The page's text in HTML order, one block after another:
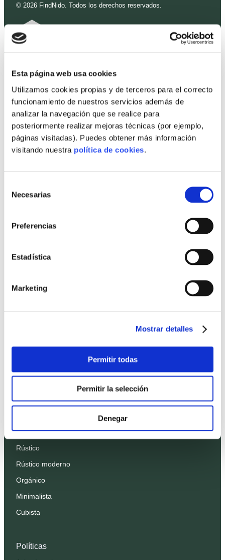
Esta página web usa cookies
Utilizamos cookies propias y de terceros para el correcto
funcionamiento de nuestros servicios además de
analizar la navegación que se realice para
posteriormente realizar mejoras técnicas (por ejemplo,
páginas visitadas). Puedes obtener más información
visitando nuestra política de cookies.
Necesarias
Preferencias
Estadística
Marketing
Mostrar detalles
Permitir todas
Permitir la selección
Denegar
© 2026 FindNido. Todos los derechos reservados.
Con la colaboración de:
Estilos
Bauhaus
Rústico
Rústico moderno
Orgánico
Minimalista
Cubista
Políticas
Viviendas
Promociones
Blog